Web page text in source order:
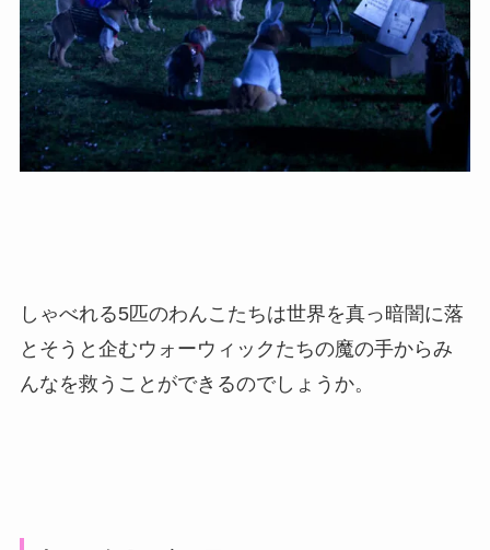
しゃべれる5匹のわんこたちは世界を真っ暗闇に落
とそうと企むウォーウィックたちの魔の手からみ
んなを救うことができるのでしょうか。